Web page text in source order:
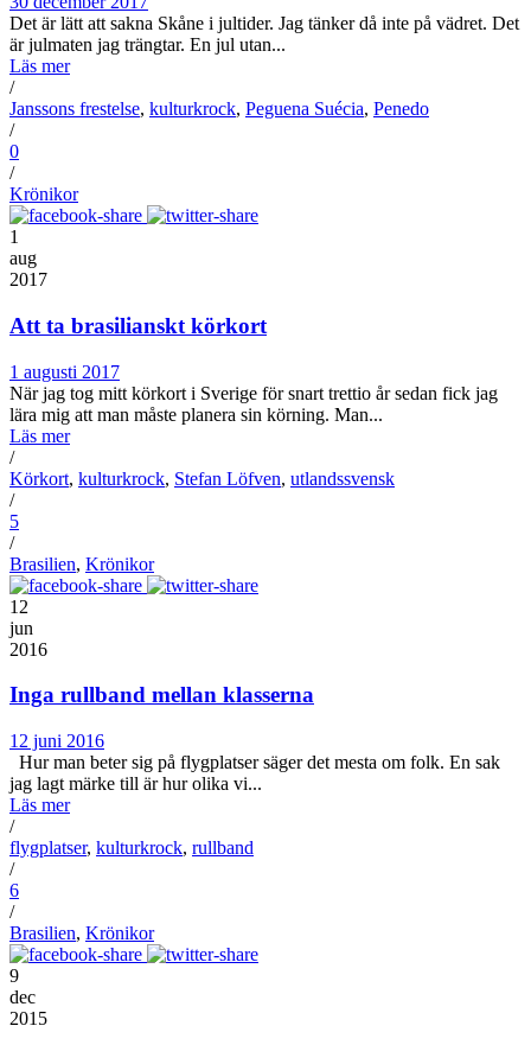
Det är lätt att sakna Skåne i jultider. Jag tänker då inte på vädret. Det
är julmaten jag trängtar. En jul utan...
Läs mer
/
Janssons frestelse, kulturkrock, Peguena Suécia, Penedo
/
0
/
Krönikor
1
aug
2017
Att ta brasilianskt körkort
1 augusti 2017
När jag tog mitt körkort i Sverige för snart trettio år sedan fick jag
lära mig att man måste planera sin körning. Man...
Läs mer
/
Körkort, kulturkrock, Stefan Löfven, utlandssvensk
/
5
/
Brasilien, Krönikor
12
jun
2016
Inga rullband mellan klasserna
12 juni 2016
Hur man beter sig på flygplatser säger det mesta om folk. En sak
jag lagt märke till är hur olika vi...
Läs mer
/
flygplatser, kulturkrock, rullband
/
6
/
Brasilien, Krönikor
9
dec
2015